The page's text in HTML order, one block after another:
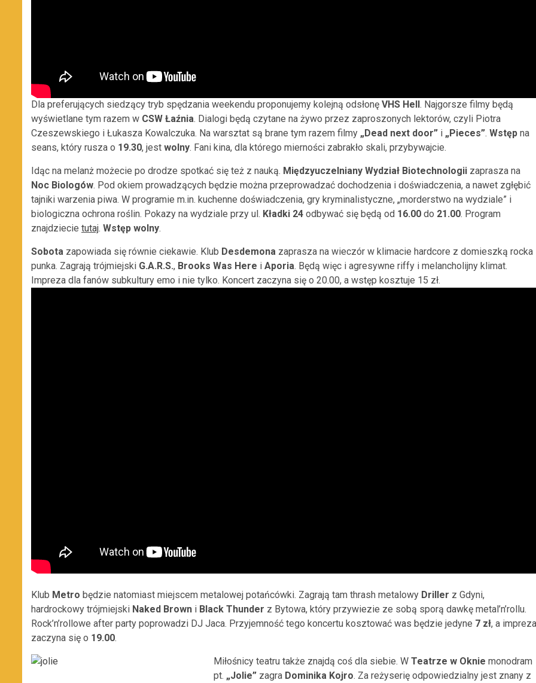
Dla preferujących siedzący tryb spędzania weekendu proponujemy kolejną odsłonę VHS Hell . Najgorsze filmy będą
wyświetlane tym razem w CSW Łaźnia. Dialogi będą czytane na żywo przez zaproszonych lektorów, czyli Piotra
Czeszewskiego i Łukasza Kowalczuka. Na warsztat są brane tym razem filmy „Dead next door” i „Pieces”. Wstęp na
seans, który rusza o 19.30, jest wolny. Fani kina, dla którego mierności zabrakło skali, przybywajcie.
Idąc na melanż możecie po drodze spotkać się też z nauką. Międzyuczelniany Wydział Biotechnologii zaprasza na
Noc Biologów. Pod okiem prowadzących będzie można przeprowadzać dochodzenia i doświadczenia, a nawet zgłębić
tajniki warzenia piwa. W programie m.in. kuchenne doświadczenia, gry kryminalistyczne, „morderstwo na wydziale” i
biologiczna ochrona roślin. Pokazy na wydziale przy ul. Kładki 24 odbywać się będą od 16.00 do 21.00. Program
znajdziecie tutaj. Wstęp wolny.
Sobota zapowiada się równie ciekawie. Klub Desdemona zaprasza na wieczór w klimacie hardcore z domieszką rocka
punka. Zagrają trójmiejski G.A.R.S., Brooks Was Here i Aporia. Będą więc i agresywne riffy i melancholijny klimat.
Impreza dla fanów subkultury emo i nie tylko. Koncert zaczyna się o 20.00, a wstęp kosztuje 15 zł.
Klub Metro będzie natomiast miejscem metalowej potańcówki. Zagrają tam thrash metalowy Driller z Gdyni,
hardrockowy trójmiejski Naked Brown i Black Thunder z Bytowa, który przywiezie ze sobą sporą dawkę metal’n’rollu.
Rock’n’rollowe after party poprowadzi DJ Jaca. Przyjemność tego koncertu kosztować was będzie jedyne 7 zł, a impreza
zaczyna się o 19.00.
Miłośnicy teatru także znajdą coś dla siebie. W Teatrze w Oknie monodram
pt. „Jolie” zagra Dominika Kojro. Za reżyserię odpowiedzialny jest znany z